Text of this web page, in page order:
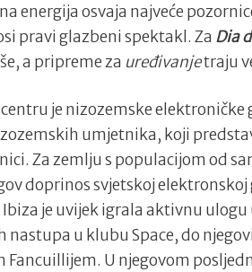
energija osvaja najveće
pravi glazbeni spektakl. Za Dia
a pripreme za uređivanjetraju
je nizozemske elektroničke
umjetnika, koji
Za zemlju s populacijom od
doprinos svjetskoj
je uvijek igrala aktivnu
nastupa u klubu Space, do
Fancuillijem. U njegovom